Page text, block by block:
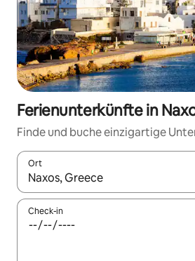
Ferienunterkünfte in
Finde und buche einzigartige
Ort
Wenn Ergebnisse verfügbar sind,
Check-in